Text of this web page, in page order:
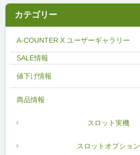
カテゴリー
A-COUNTER X ユーザーギャラリー
値下げ情報
商品情報
スロットオプション
スロット実機